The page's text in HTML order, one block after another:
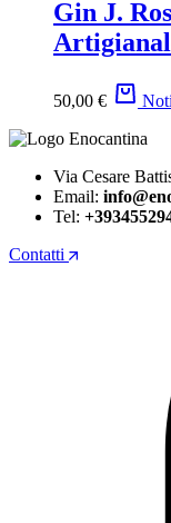
Gin J.
50,00 €
Via Cesare
Email:
Tel:
Contatti